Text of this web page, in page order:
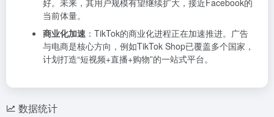
当前体量。
商业化加速 ：TikTok的商业化进程正在加速推进。广告
与电商是核心方向，例如TikTok Shop已覆盖多个国家，
计划打造“短视频+直播+购物”的一站式平台。
数据统计